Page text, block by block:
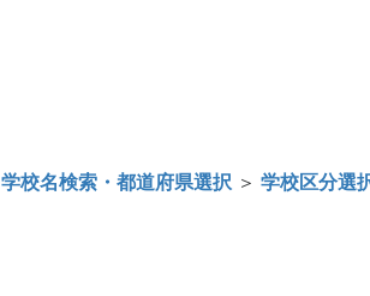
学校名検索・都道府県選択 ＞ 学校区分選